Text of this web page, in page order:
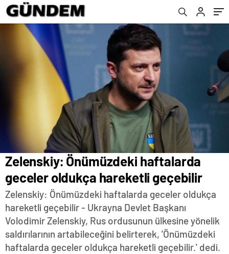
Zelenskiy: Önümüzdeki haftalarda
geceler oldukça hareketli geçebilir
Zelenskiy: Önümüzdeki haftalarda geceler oldukça
hareketli geçebilir - Ukrayna Devlet Başkanı
Volodimir Zelenskiy, Rus ordusunun ülkesine yönelik
saldırılarının artabileceğini belirterek, 'Önümüzdeki
haftalarda geceler oldukça hareketli geçebilir.' dedi.